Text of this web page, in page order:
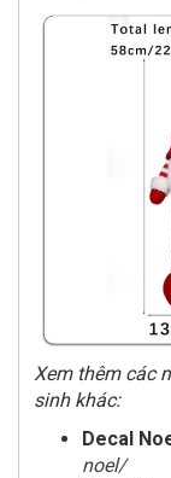
Xem thêm các
sinh khác:
Decal
noel/